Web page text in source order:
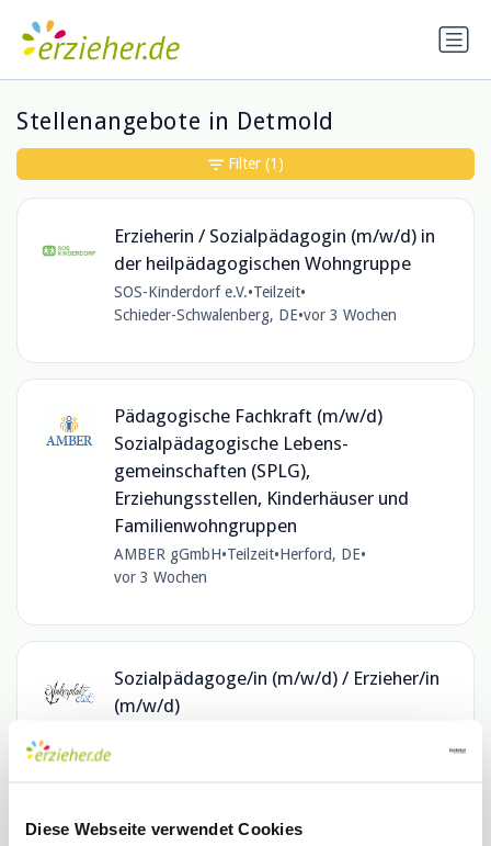
Diese Webseite verwendet Cookies
Stellenangebote in Detmold
Erzieherin / Sozialpädagogin (m/w/d) in
der heilpädagogischen Wohngruppe
SOS-Kinderdorf e.V.•Teilzeit•
Schieder-Schwalenberg, DE•vor 3 Wochen
Pädagogische Fachkraft (m/w/d)
Sozialpädagogische Lebens­
gemeinschaften (SPLG),
Erziehungsstellen, Kinderhäuser und
Familienwohn­gruppen
AMBER gGmbH•Teilzeit•Herford, DE•
vor 3 Wochen
Sozialpädagoge/in (m/w/d) / Erzieher/in
(m/w/d)
Filter (1)